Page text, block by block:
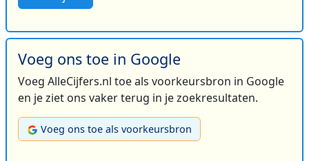
Voeg ons toe in Google
Voeg AlleCijfers.nl toe als voorkeursbron in Google
en je ziet ons vaker terug in je zoekresultaten.
Voeg ons toe als voorkeursbron